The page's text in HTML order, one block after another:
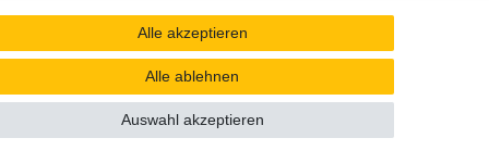
Zusätzlich stehen SEPA
Kauf aufRechnung,Kreditkartewie
VISA oder MasterCard,
Giropayzur Verfügung.
Alle akzeptieren
Alle ablehnen
Auswahl akzeptieren